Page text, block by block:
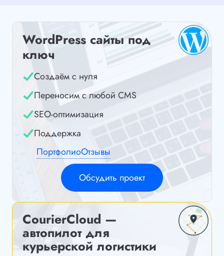
WordPress сайты под
ключ
Создаём с нуля
Переносим с любой CMS
SEO-оптимизация
Поддержка
ПортфолиоОтзывы
Обсудить проект
CourierCloud —
автопилот для
курьерской логистики